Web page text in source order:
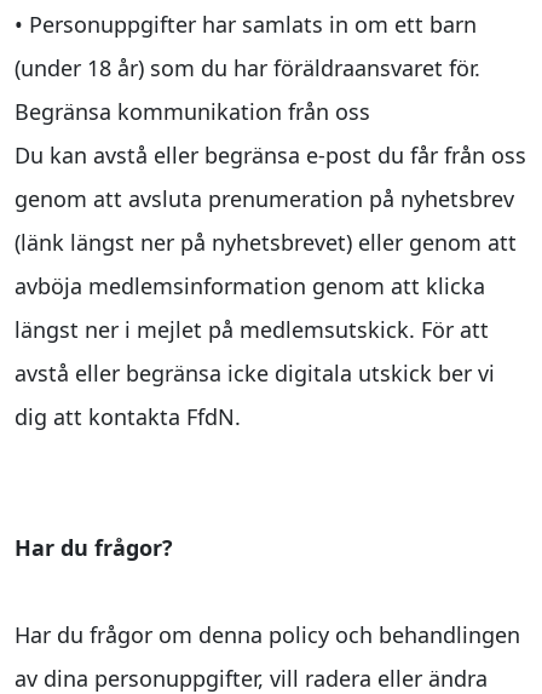
• Personuppgifter har samlats in om ett barn
(under 18 år) som du har föräldraansvaret för.
Begränsa kommunikation från oss
Du kan avstå eller begränsa e-post du får från oss
genom att avsluta prenumeration på nyhetsbrev
(länk längst ner på nyhetsbrevet) eller genom att
avböja medlemsinformation genom att klicka
längst ner i mejlet på medlemsutskick. För att
avstå eller begränsa icke digitala utskick ber vi
dig att kontakta FfdN.
Har du frågor?
Har du frågor om denna policy och behandlingen
av dina personuppgifter, vill radera eller ändra